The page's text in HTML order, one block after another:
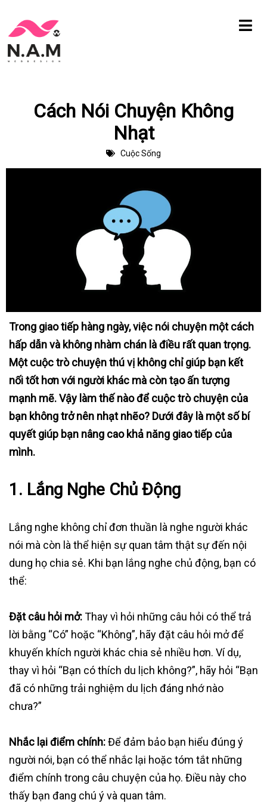
Chuyển
tới
Cách Nói Chuyện Không
Nhạt
Cuộc Sống
Trong giao tiếp hàng ngày, việc nói chuyện một cách
hấp dẫn và không nhàm chán là điều rất quan trọng.
Một cuộc trò chuyện thú vị không chỉ giúp bạn kết
nối tốt hơn với người khác mà còn tạo ấn tượng
mạnh mẽ. Vậy làm thế nào để cuộc trò chuyện của
bạn không trở nên nhạt nhẽo? Dưới đây là một số bí
quyết giúp bạn nâng cao khả năng giao tiếp của
mình.
1. Lắng Nghe Chủ Động
Lắng nghe không chỉ đơn thuần là nghe người khác
nói mà còn là thể hiện sự quan tâm thật sự đến nội
dung họ chia sẻ. Khi bạn lắng nghe chủ động, bạn có
thể:
Đặt câu hỏi mở:Thay vì hỏi những câu hỏi có thể trả
lời bằng “Có” hoặc “Không”, hãy đặt câu hỏi mở để
khuyến khích người khác chia sẻ nhiều hơn. Ví dụ,
thay vì hỏi “Bạn có thích du lịch không?”, hãy hỏi “Bạn
đã có những trải nghiệm du lịch đáng nhớ nào
chưa?”
Nhắc lại điểm chính:Để đảm bảo bạn hiểu đúng ý
người nói, bạn có thể nhắc lại hoặc tóm tắt những
điểm chính trong câu chuyện của họ. Điều này cho
thấy bạn đang chú ý và quan tâm.